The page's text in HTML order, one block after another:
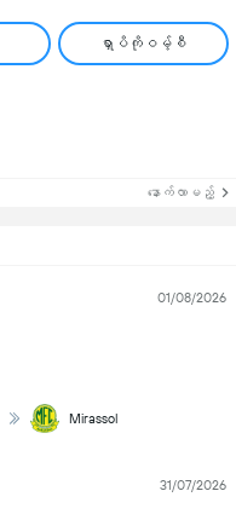
ရှာပိကိုဝမ့်စီ
နောက်လာမည့်
01/08/2026
Mirassol
31/07/2026